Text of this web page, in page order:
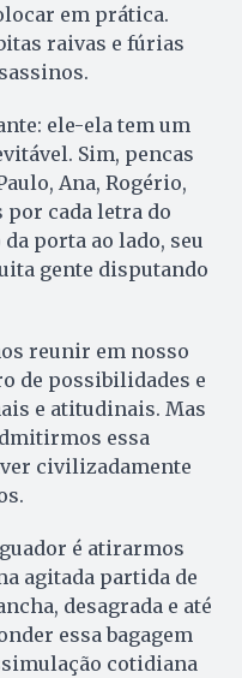
em prática.
raivas e fúrias
ele-ela tem um
Sim, pencas
Ana, Rogério,
por cada letra do
porta ao lado, seu
gente disputando
reunir em nosso
de possibilidades e
e atitudinais. Mas
essa
civilizadamente
é atirarmos
agitada partida de
desagrada e até
essa bagagem
cotidiana